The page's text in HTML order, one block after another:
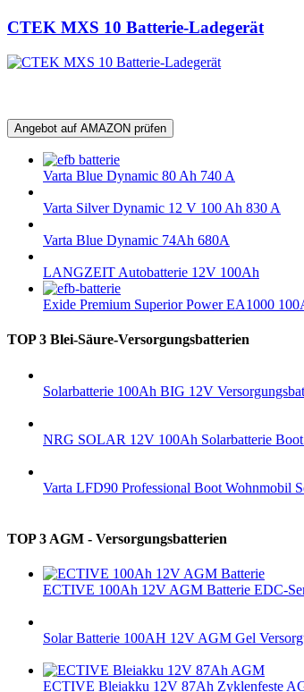
CTEK MXS 10 Batterie-Ladegerät
Angebot auf AMAZON prüfen
Varta Blue Dynamic 80 Ah 740 A
Varta Silver Dynamic 12 V 100 Ah 830 A
Varta Blue Dynamic 74Ah 680A
LANGZEIT Autobatterie 12V 100Ah
Exide Premium Superior Power EA1000
TOP 3 Blei-Säure-Versorgungsbatterien
Solarbatterie 100Ah BIG 12V
NRG SOLAR 12V 100Ah Solarbatterie Boot
Varta LFD90 Professional Boot Wohnmobil
TOP 3 AGM - Versorgungsbatterien
ECTIVE 100Ah 12V AGM Batterie EDC-
Solar Batterie 100AH 12V AGM Gel
ECTIVE Bleiakku 12V 87Ah Zyklenfeste